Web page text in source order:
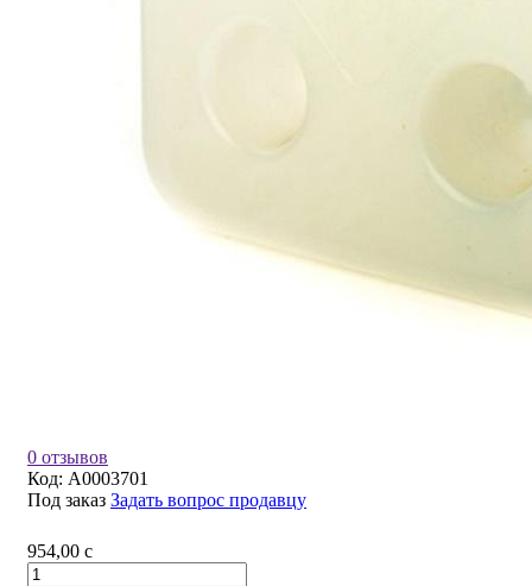
0 отзывов
Код: A0003701
Под заказ Задать вопрос продавцу
954,00 c